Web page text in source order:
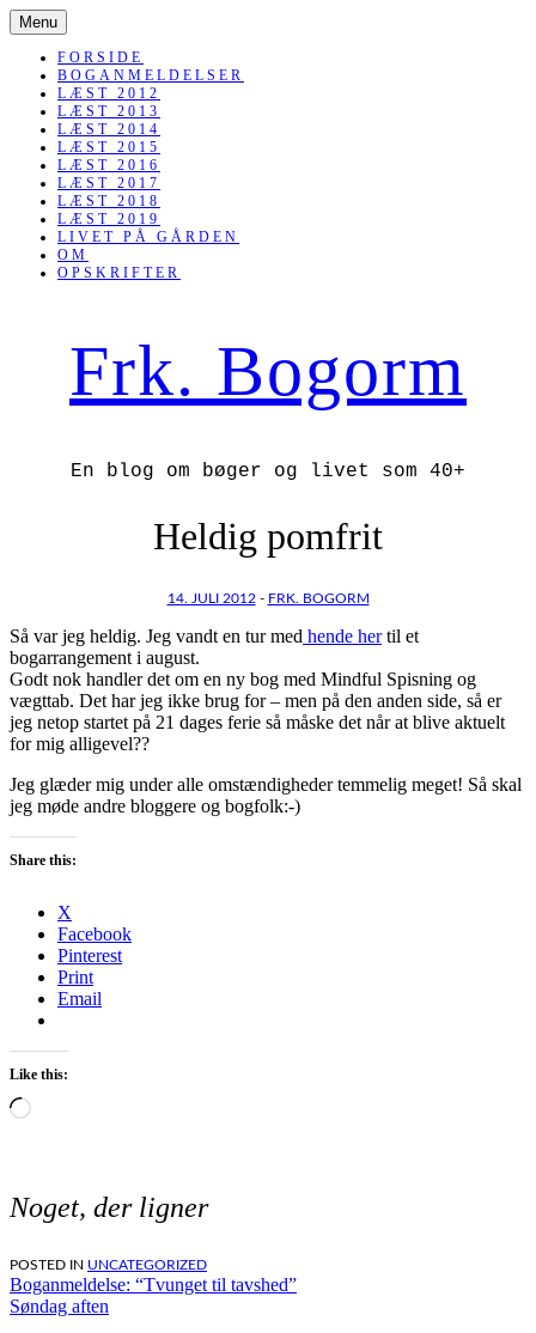
Menu SKIP
TO
CONTENT
FORSIDE
BOGANMELDELSER
LÆST 2012
LÆST 2013
LÆST 2014
LÆST 2015
LÆST 2016
LÆST 2017
LÆST 2018
LÆST 2019
LIVET PÅ GÅRDEN
OM
OPSKRIFTER
Frk. Bogorm
En blog om bøger og livet som 40+
Heldig pomfrit
14. JULI 2012- FRK. BOGORM
Så var jeg heldig. Jeg vandt en tur med hende hertil et
bogarrangement i august.
Godt nok handler det om en ny bog med Mindful Spisning og
vægttab. Det har jeg ikke brug for – men på den anden side, så er
jeg netop startet på 21 dages ferie så måske det når at blive aktuelt
for mig alligevel??
Jeg glæder mig under alle omstændigheder temmelig meget! Så skal
jeg møde andre bloggere og bogfolk:-)
Share this:
X
Facebook
Pinterest
Print
Email
Like this:
Loading…
Noget, der ligner
POSTED IN UNCATEGORIZED
Indlægsnavigation
Boganmeldelse: “Tvunget til tavshed”
Søndag aften